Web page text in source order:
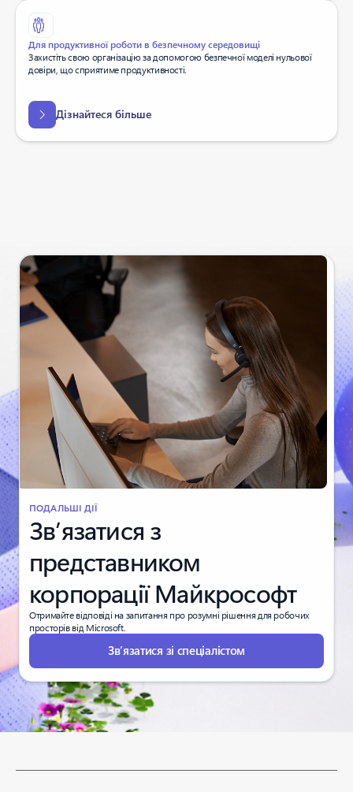
Для продуктивної роботи в безпечному середовищі
Захистіть свою організацію за допомогою безпечної моделі нульової
довіри, що сприятиме продуктивності.
Дізнайтеся більше
ПОДАЛЬШІ ДІЇ
Зв’язатися з
представником
корпорації Майкрософт
Отримайте відповіді на запитання про розумні рішення для робочих
просторів від Microsoft.
Зв’язатися зі спеціалістом